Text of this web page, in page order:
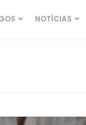
NOTÍCIAS